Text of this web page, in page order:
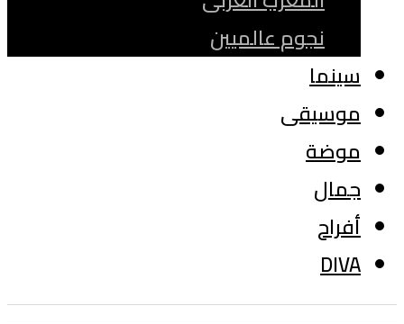
نجوم عالميين
سينما
موسيقى
موضة
جمال
أفراح
DIVA